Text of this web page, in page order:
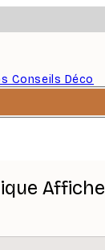
Conseils Déco
Affiche